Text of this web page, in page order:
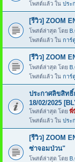
โพสต์แล้ว ใน ประ
[รีวิว] ZOOM
โพสต์ล่าสุด โดย
โพสต์แล้ว ใน การ์
[รีวิว] ZOOM
โพสต์ล่าสุด โดย
โพสต์แล้ว ใน การ์
ประกาศลิขสิทธิ์
18/02/2025
โพสต์ล่าสุด โดย พี่
โพสต์แล้ว ใน ประ
[รีวิว] ZOOM
ซ่าจอมป่วน"
โพสต์ล่าสุด โดย